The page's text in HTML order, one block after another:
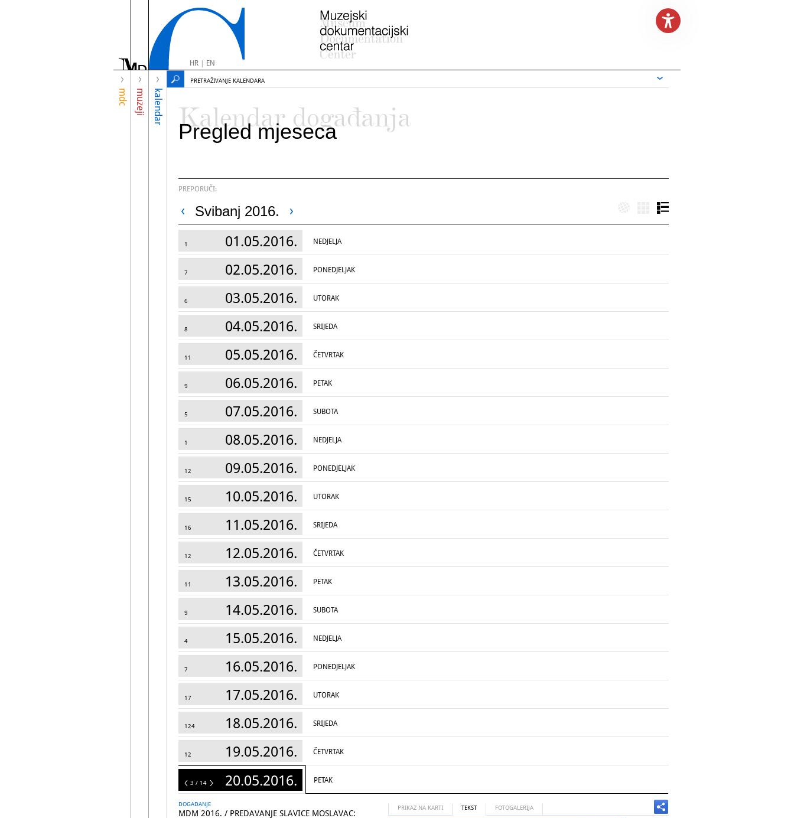
HR| EN
mdc muzeji kalendar
PRETRAŽIVANJE KALENDARA
Kalendar događanja
Pregled mjeseca
PREPORUČI:
Svibanj 2016.
1 01.05.2016. NEDJELJA
7 02.05.2016. PONEDJELJAK
6 03.05.2016. UTORAK
8 04.05.2016. SRIJEDA
11 05.05.2016. ČETVRTAK
9 06.05.2016. PETAK
5 07.05.2016. SUBOTA
1 08.05.2016. NEDJELJA
12 09.05.2016. PONEDJELJAK
15 10.05.2016. UTORAK
16 11.05.2016. SRIJEDA
12 12.05.2016. ČETVRTAK
11 13.05.2016. PETAK
9 14.05.2016. SUBOTA
4 15.05.2016. NEDJELJA
7 16.05.2016. PONEDJELJAK
17 17.05.2016. UTORAK
124 18.05.2016. SRIJEDA
12 19.05.2016. ČETVRTAK
14 20.05.2016. PETAK
3 / 14
DOGADANJE
MDM 2016. / PREDAVANJE SLAVICE MOSLAVAC:
PRIKAZ NA KARTI TEKST FOTOGALERIJA